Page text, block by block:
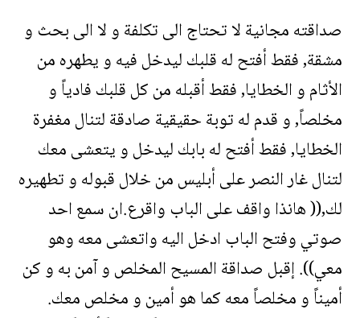
صداقته مجانية لا تحتاج الى تكلفة و لا الى بحث و
مشقة, فقط أفتح له قلبك ليدخل فيه و يطهره من
الأثام و الخطايا, فقط أقبله من كل قلبك فادياً و
مخلصاً, و قدم له توبة حقيقية صادقة لتنال مغفرة
الخطايا, فقط أفتح له بابك ليدخل و يتعشى معك
لتنال غار النصر على أبليس من خلال قبوله و تطهيره
لك,(( هانذا واقف على الباب واقرع.ان سمع احد
صوتي وفتح الباب ادخل اليه واتعشى معه وهو
معي)). إقبل صداقة المسيح المخلص و آمن به و كن
أميناً و مخلصاً معه كما هو أمين و مخلص معك.